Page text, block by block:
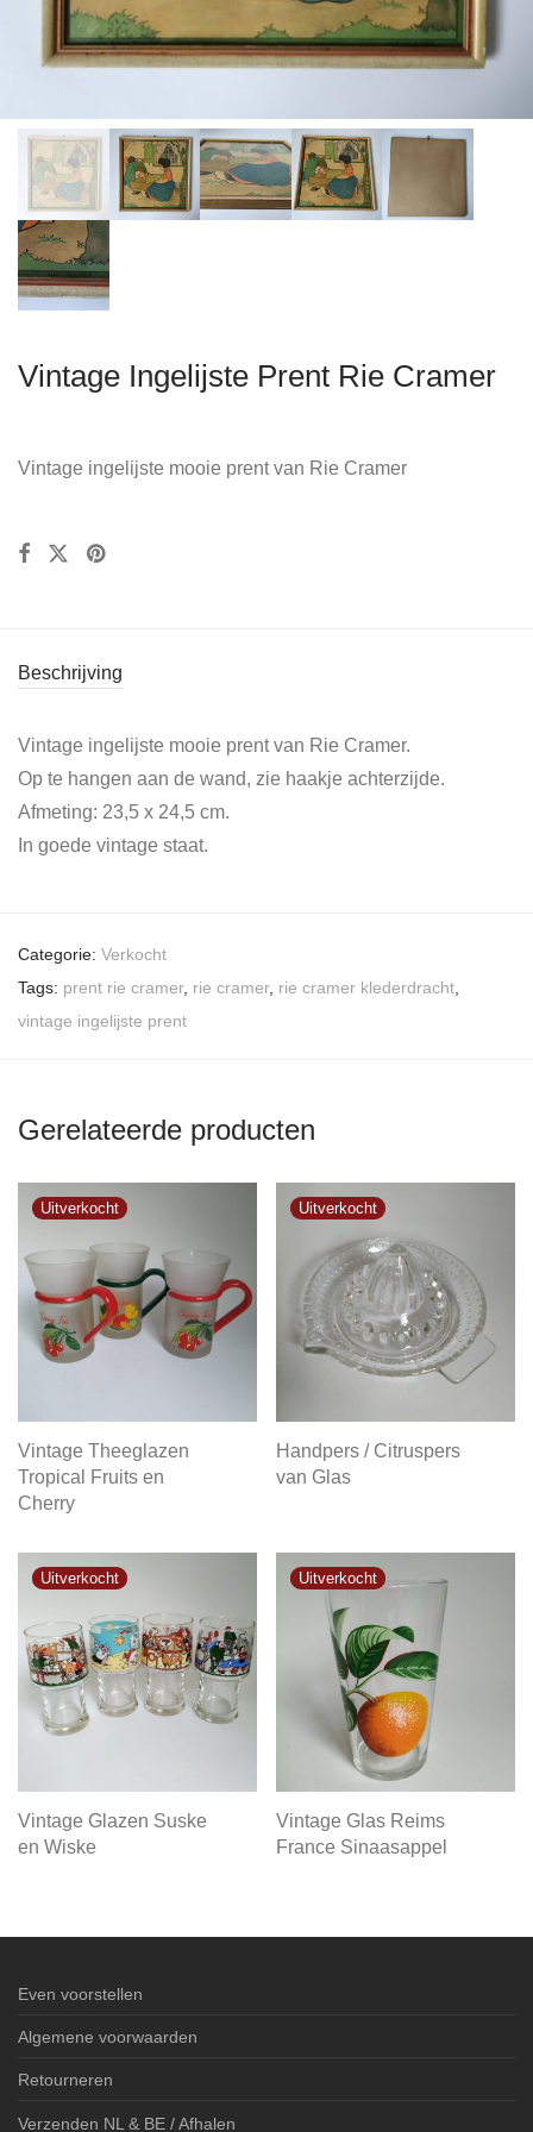
Vintage Ingelijste Prent Rie Cramer
Vintage ingelijste mooie prent van Rie Cramer
Beschrijving
Vintage ingelijste mooie prent van Rie Cramer.
Op te hangen aan de wand, zie haakje achterzijde.
Afmeting: 23,5 x 24,5 cm.
In goede vintage staat.
Categorie: Verkocht
Tags: prent rie cramer, rie cramer, rie cramer klederdracht
vintage ingelijste prent
Gerelateerde producten
Vintage Theeglazen
Tropical Fruits en
Cherry
Handpers / Citruspers
van Glas
Vintage Glazen Suske
en Wiske
Vintage Glas Reims
France Sinaasappel
Even voorstellen
Algemene voorwaarden
Retourneren
Verzenden NL & BE / Afhalen